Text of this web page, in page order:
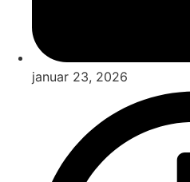
januar 23, 2026